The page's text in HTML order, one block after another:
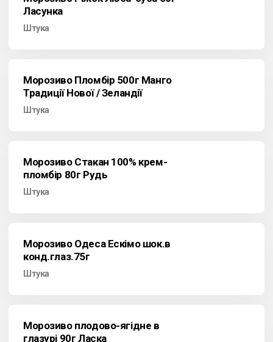
Ласунка
Штука
Морозиво Пломбір 500г Манго
Традиції Нової / Зеландії
Штука
Морозиво Стакан 100% крем-
пломбір 80г Рудь
Штука
Морозиво Одеса Ескімо шок.в
конд.глаз.75г
Штука
Морозиво плодово-ягідне в
глазурі 90г Ласка